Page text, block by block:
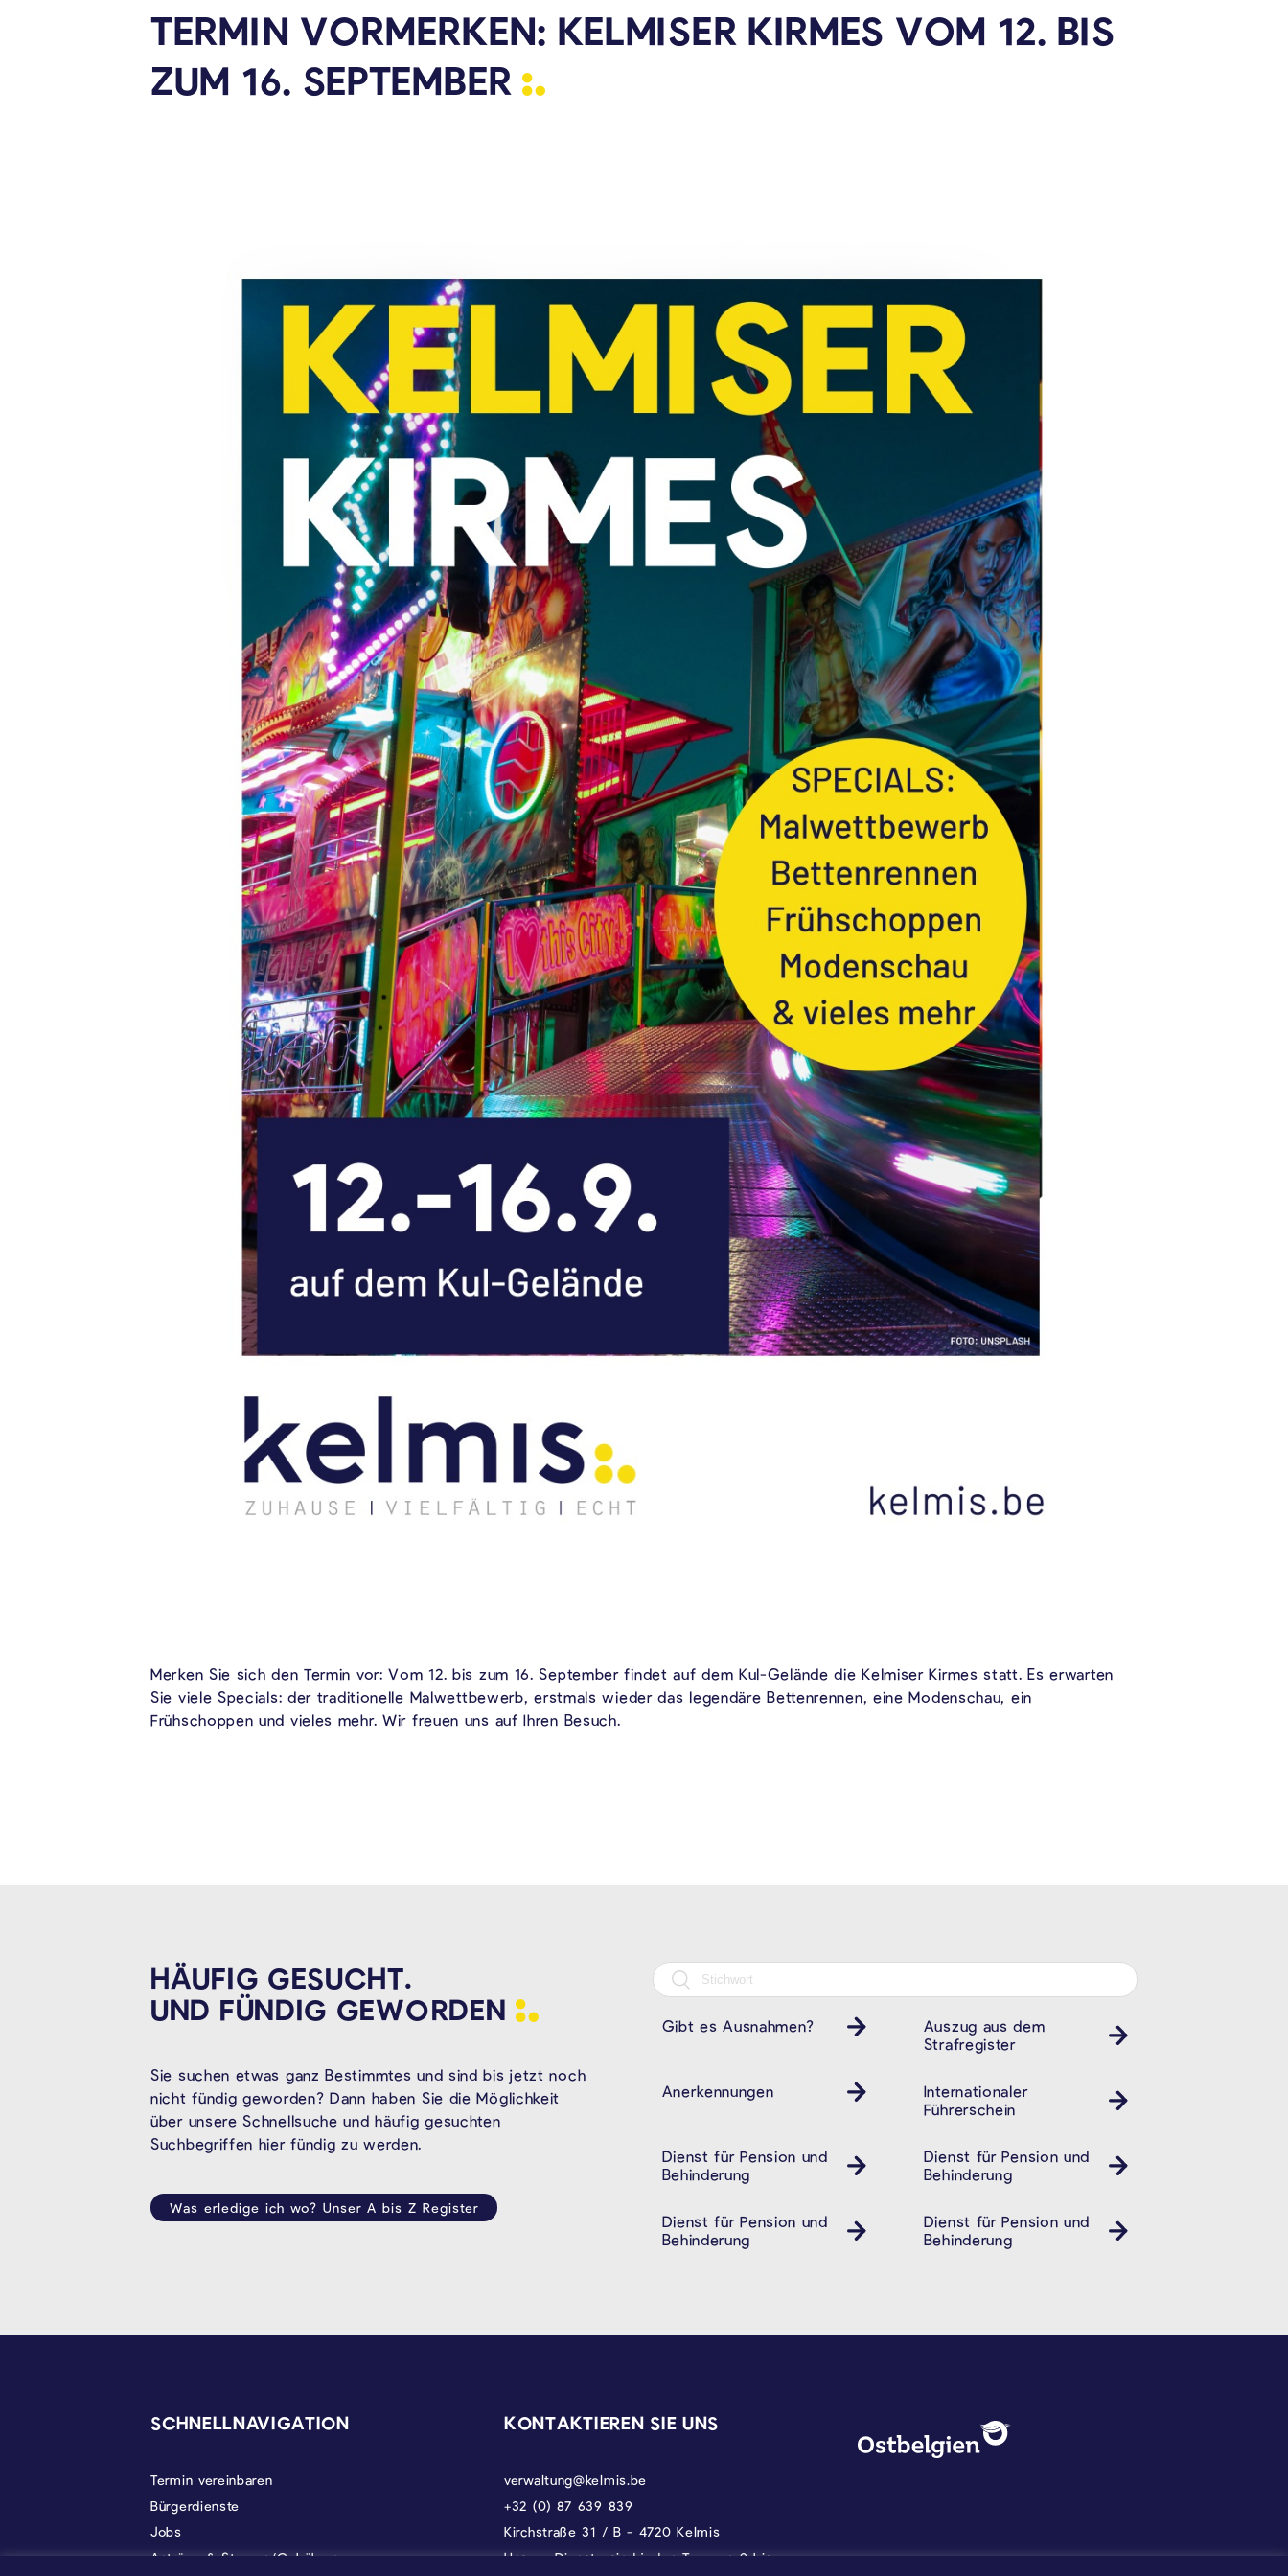
TERMIN VORMERKEN: KELMISER KIRMES VOM 12. BIS
ZUM 16. SEPTEMBER
Merken Sie sich den Termin vor: Vom 12. bis zum 16. September findet auf dem Kul-Gelände die Kelmiser Kirmes statt. Es erwarten
Sie viele Specials: der traditionelle Malwettbewerb, erstmals wieder das legendäre Bettenrennen, eine Modenschau, ein
Frühschoppen und vieles mehr. Wir freuen uns auf Ihren Besuch.
HÄUFIG GESUCHT.
UND FÜNDIG GEWORDEN
Sie suchen etwas ganz Bestimmtes und sind bis jetzt noch
nicht fündig geworden? Dann haben Sie die Möglichkeit
über unsere Schnellsuche und häufig gesuchten
Suchbegriffen hier fündig zu werden.
Was erledige ich wo? Unser A bis Z Register
Gibt es Ausnahmen?
Auszug aus dem
Strafregister
Anerkennungen
Internationaler
Führerschein
Dienst für Pension und
Behinderung
Behindertendienst Pension- und Behindertendienst
Dienst für Pension und
Behinderung
Behindertendienst Pension- und
Dienst für Pension und
Behinderung
Behindertendienst Pension- und Behindertendienst
Dienst für Pension und
Behinderung
Behindertendienst Pension- und
SCHNELLNAVIGATION
Termin vereinbaren
Bürgerdienste
Jobs
Anträge & Steuern/Gebühren
KONTAKTIEREN SIE UNS
verwaltung@kelmis.be
+32 (0) 87 639 839
Kirchstraße 31 / B - 4720 Kelmis
Unsere Dienste sind jeden Tag von 9 bis
DATENSCHUTZ, IMPRESSUM